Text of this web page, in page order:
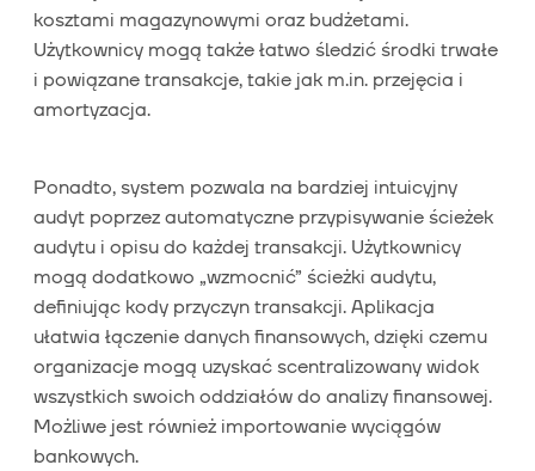
kosztami magazynowymi oraz budżetami.
Użytkownicy mogą także łatwo śledzić środki trwałe
i powiązane transakcje, takie jak m.in. przejęcia i
amortyzacja.
Ponadto, system pozwala na bardziej intuicyjny
audyt poprzez automatyczne przypisywanie ścieżek
audytu i opisu do każdej transakcji. Użytkownicy
mogą dodatkowo „wzmocnić” ścieżki audytu,
definiując kody przyczyn transakcji. Aplikacja
ułatwia łączenie danych finansowych, dzięki czemu
organizacje mogą uzyskać scentralizowany widok
wszystkich swoich oddziałów do analizy finansowej.
Możliwe jest również importowanie wyciągów
bankowych.